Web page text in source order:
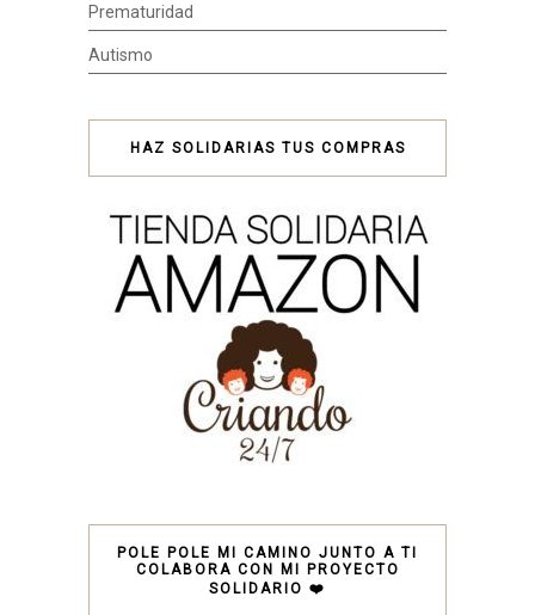
Prematuridad
Autismo
HAZ SOLIDARIAS TUS COMPRAS
POLE POLE MI CAMINO JUNTO A TI
COLABORA CON MI PROYECTO
SOLIDARIO ❤️